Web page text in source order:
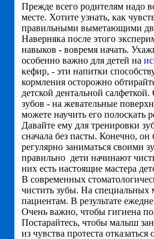
Прежде всего родителям надо
месте. Хотите узнать, как
правильными выметающими
Наверняка после этого
навыков - вовремя начать.
особенно важно для детей на
кефир, - эти напитки
кормления осторожно
детской дентальной
зубов - на жевательные
можете научить его полоскать
Давайте ему для тренировки
сначала без пасты. Конечно,
регулярно заниматься своими
правильно дети начинают
них есть настоящие мастера
В современных
чистить зубы. На специальных
пациентам. В результате
Очень важно, чтобы гигиена
Постарайтесь, чтобы малыш
из чувства протеста